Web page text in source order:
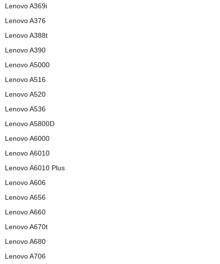
Lenovo A369i
Lenovo A376
Lenovo A388t
Lenovo A390
Lenovo A5000
Lenovo A516
Lenovo A520
Lenovo A536
Lenovo A5800D
Lenovo A6000
Lenovo A6010
Lenovo A6010 Plus
Lenovo A606
Lenovo A656
Lenovo A660
Lenovo A670t
Lenovo A680
Lenovo A706